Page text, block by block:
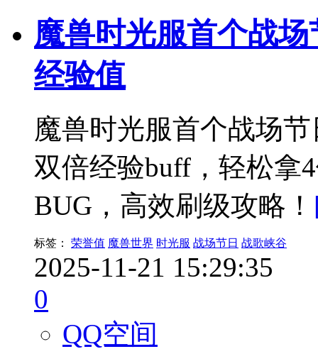
魔兽时光服首个战
经验值
魔兽时光服首个战场
双倍经验buff，轻松拿
BUG，高效刷级攻略！
标签： 荣誉值 魔兽世界 时光服 战场节日 战歌峡谷
2025-11-21 15:29:35
0
QQ空间